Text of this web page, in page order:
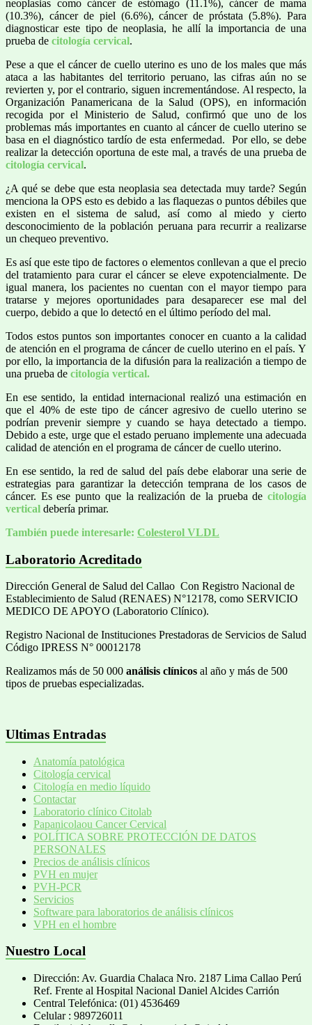
neoplasias como cáncer de estómago (11.1%), cáncer de mama
(10.3%), cáncer de piel (6.6%), cáncer de próstata (5.8%). Para
diagnosticar este tipo de neoplasia, he allí la importancia de una
prueba de citología cervical.
Pese a que el cáncer de cuello uterino es uno de los males que más
ataca a las habitantes del territorio peruano, las cifras aún no se
revierten y, por el contrario, siguen incrementándose. Al respecto, la
Organización Panamericana de la Salud (OPS), en información
recogida por el Ministerio de Salud, confirmó que uno de los
problemas más importantes en cuanto al cáncer de cuello uterino se
basa en el diagnóstico tardío de esta enfermedad. Por ello, se debe
realizar la detección oportuna de este mal, a través de una prueba de
citología cervical.
¿A qué se debe que esta neoplasia sea detectada muy tarde? Según
menciona la OPS esto es debido a las flaquezas o puntos débiles que
existen en el sistema de salud, así como al miedo y cierto
desconocimiento de la población peruana para recurrir a realizarse
un chequeo preventivo.
Es así que este tipo de factores o elementos conllevan a que el precio
del tratamiento para curar el cáncer se eleve expotencialmente. De
igual manera, los pacientes no cuentan con el mayor tiempo para
tratarse y mejores oportunidades para desaparecer ese mal del
cuerpo, debido a que lo detectó en el último período del mal.
Todos estos puntos son importantes conocer en cuanto a la calidad
de atención en el programa de cáncer de cuello uterino en el país. Y
por ello, la importancia de la difusión para la realización a tiempo de
una prueba de citología vertical.
En ese sentido, la entidad internacional realizó una estimación en
que el 40% de este tipo de cáncer agresivo de cuello uterino se
podrían prevenir siempre y cuando se haya detectado a tiempo.
Debido a este, urge que el estado peruano implemente una adecuada
calidad de atención en el programa de cáncer de cuello uterino.
En ese sentido, la red de salud del país debe elaborar una serie de
estrategias para garantizar la detección temprana de los casos de
cáncer. Es ese punto que la realización de la prueba de citología
vertical debería primar.
También puede interesarle: Colesterol VLDL
Laboratorio Acreditado
Dirección General de Salud del Callao Con Registro Nacional de
Establecimiento de Salud (RENAES) N°12178, como SERVICIO
MEDICO DE APOYO (Laboratorio Clínico).
Registro Nacional de Instituciones Prestadoras de Servicios de Salud
Código IPRESS N° 00012178
Realizamos más de 50 000 análisis clínicos al año y más de 500
tipos de pruebas especializadas.
Ultimas Entradas
Anatomía patológica
Citología cervical
Citología en medio líquido
Contactar
Laboratorio clínico Citolab
Papanicolaou Cancer Cervical
POLÍTICA SOBRE PROTECCIÓN DE DATOS
PERSONALES
Precios de análisis clínicos
PVH en mujer
PVH-PCR
Servicios
Software para laboratorios de análisis clínicos
VPH en el hombre
Nuestro Local
Dirección: Av. Guardia Chalaca Nro. 2187 Lima Callao Perú
Ref. Frente al Hospital Nacional Daniel Alcides Carrión
Central Telefónica: (01) 4536469
Celular : 989726011